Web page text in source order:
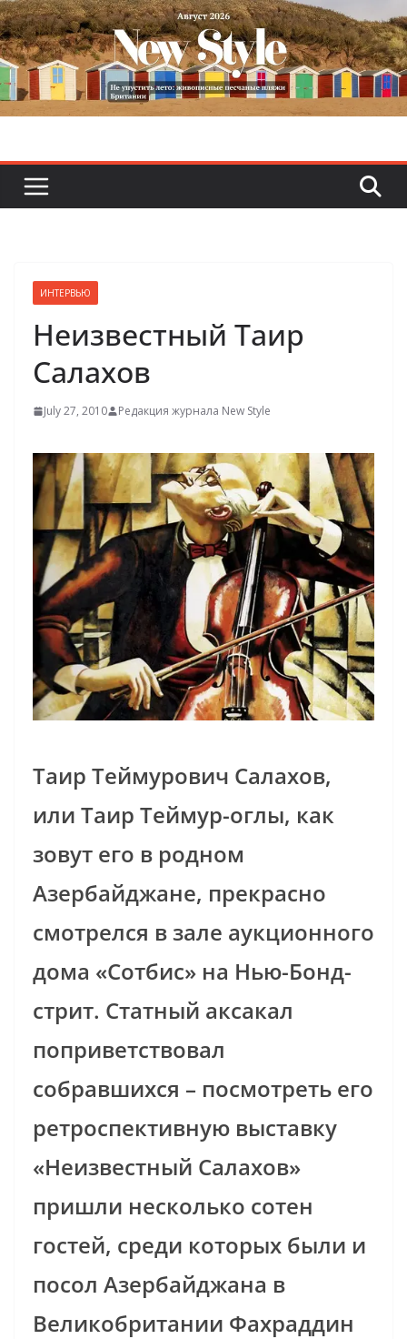
Skip
to
content
ИНТЕРВЬЮ
Неизвестный Таир
Салахов
July 27, 2010 Редакция журнала New Style
Таир Теймурович Салахов,
или Таир Теймур-оглы, как
зовут его в родном
Азербайджане, прекрасно
смотрелся в зале аукционного
дома «Сотбис» на Нью-Бонд-
стрит. Статный аксакал
поприветствовал
собравшихся – посмотреть его
ретроспективную выставку
«Неизвестный Салахов»
пришли несколько сотен
гостей, среди которых были и
посол Азербайджана в
Великобритании Фахраддин